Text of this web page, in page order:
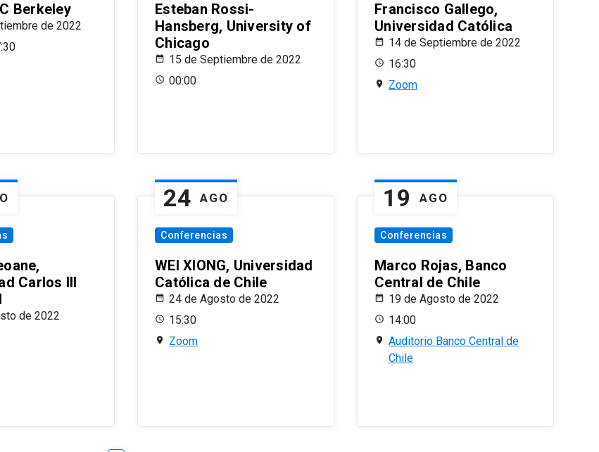
Berkeley
de 2022
Esteban Rossi-
Hansberg, University of
Chicago
15 de Septiembre de 2022
00:00
Francisco Gallego,
Universidad Católica
14 de Septiembre de 2022
16:30
Zoom
Carlos III
de 2022
24 AGO
Conferencias
WEI XIONG, Universidad
Católica de Chile
24 de Agosto de 2022
15:30
Zoom
19 AGO
Conferencias
Marco Rojas, Banco
Central de Chile
19 de Agosto de 2022
14:00
Auditorio Banco Central de
Chile